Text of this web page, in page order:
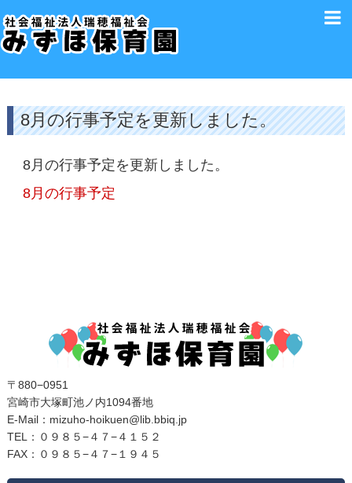
8月の行事予定を更新しました。
8月の行事予定を更新しました。
8月の行事予定
〒880−0951
宮崎市大塚町池ノ内1094番地
E‐Mail：mizuho-hoikuen@lib.bbiq.jp
TEL：０９８５−４７−４１５２
FAX：０９８５−４７−１９４５